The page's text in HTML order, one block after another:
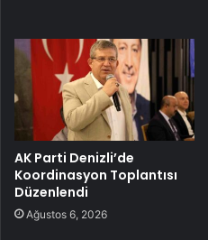
AK Parti Denizli’de
Koordinasyon Toplantısı
Düzenlendi
Ağustos 6, 2026